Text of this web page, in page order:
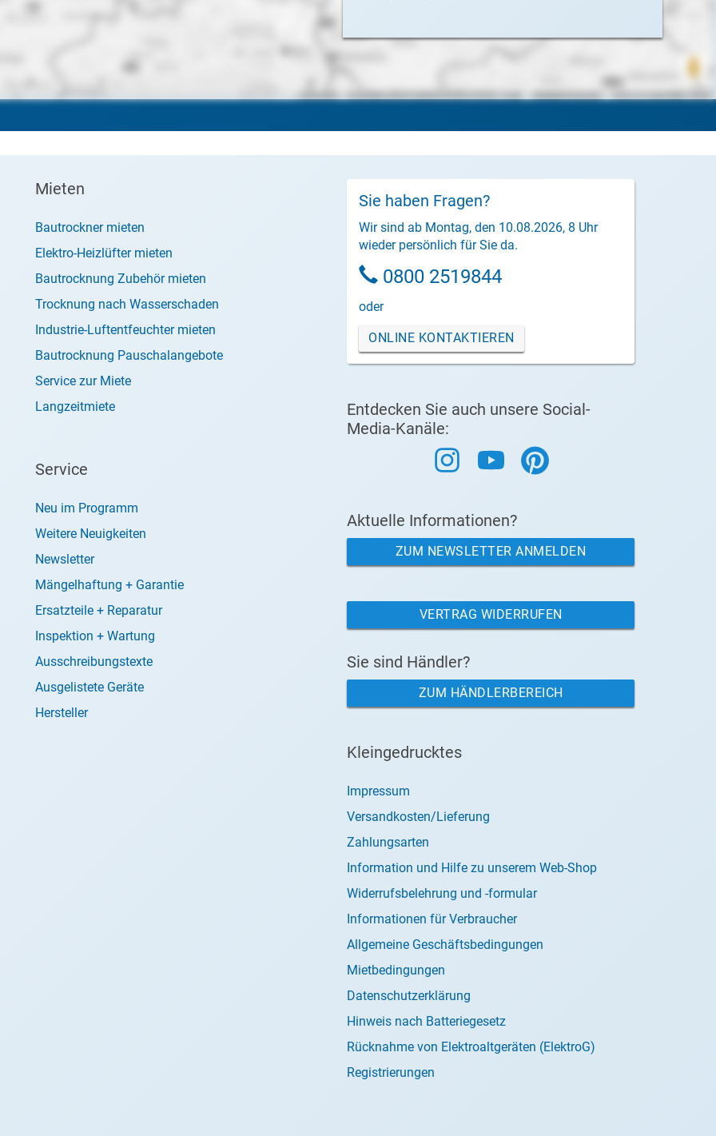
Mieten
Bautrockner mieten
Elektro-Heizlüfter mieten
Bautrocknung Zubehör mieten
Trocknung nach Wasserschaden
Industrie-Luftentfeuchter mieten
Bautrocknung Pauschalangebote
Service zur Miete
Langzeitmiete
Service
Neu im Programm
Weitere Neuigkeiten
Newsletter
Mängelhaftung + Garantie
Ersatzteile + Reparatur
Inspektion + Wartung
Ausschreibungstexte
Ausgelistete Geräte
Hersteller
Sie haben Fragen?
Wir sind ab Montag, den 10.08.2026, 8 Uhr
wieder persönlich für Sie da.
0800 2519844
oder
ONLINE KONTAKTIEREN
Entdecken Sie auch unsere Social-
Media-Kanäle:
Aktuelle Informationen?
ZUM NEWSLETTER ANMELDEN
VERTRAG WIDERRUFEN
Sie sind Händler?
ZUM HÄNDLERBEREICH
Kleingedrucktes
Impressum
Versandkosten/Lieferung
Zahlungsarten
Information und Hilfe zu unserem Web-Shop
Widerrufsbelehrung und -formular
Informationen für Verbraucher
Allgemeine Geschäftsbedingungen
Mietbedingungen
Datenschutzerklärung
Hinweis nach Batteriegesetz
Rücknahme von Elektroaltgeräten (ElektroG)
Registrierungen